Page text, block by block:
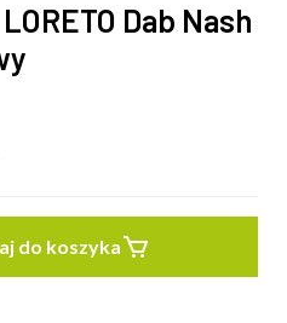
Dab Nash
do koszyka